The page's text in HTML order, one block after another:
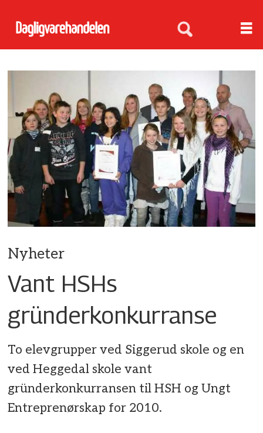
Nyheter
Vant HSHs
gründerkonkurranse
To elevgrupper ved Siggerud skole og en
ved Heggedal skole vant
gründerkonkurransen til HSH og Ungt
Entreprenørskap for 2010.